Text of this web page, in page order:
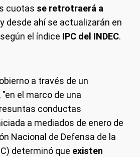
cuotas se retrotraerá a
y desde ahí se actualizarán en
según el índice IPC del INDEC.
a través de un
el marco de una
conductas
a mediados de enero de
Nacional de Defensa de la
determinó que existen